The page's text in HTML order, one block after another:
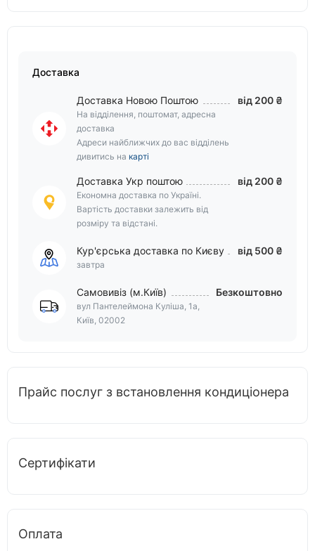
Доставка
Доставка Новою Поштою
На відділення, поштомат, адресна
доставка
Адреси найближчих до вас відділень
дивитись на карті
від 200 ₴
Доставка Укр поштою
Економна доставка по Україні.
Вартість доставки залежить від
розміру та відстані.
від 200 ₴
Кур'єрська доставка по Києву
завтра
від 500 ₴
Самовивіз (м.Київ)
вул Пантелеймона Куліша, 1а,
Київ, 02002
Безкоштовно
Прайс послуг з встановлення кондиціонера
Сертифікати
Оплата